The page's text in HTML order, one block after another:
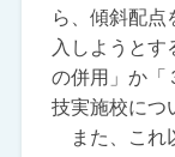
ら、傾斜配点
入しようとす
の併用」か「
技実施校につ
また、これ